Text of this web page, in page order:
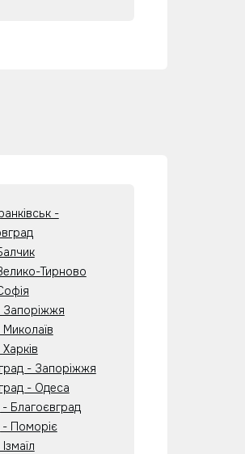
-
Тирново
Запоріжжя
- Запоріжжя
- Одеса
Благоєвград
- Поморіє